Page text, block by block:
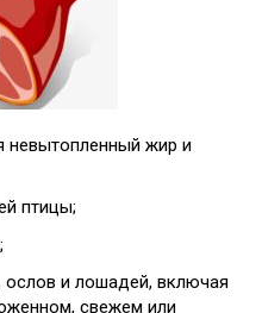
невытопленный жир и
птицы;
и лошадей, включая
свежем или